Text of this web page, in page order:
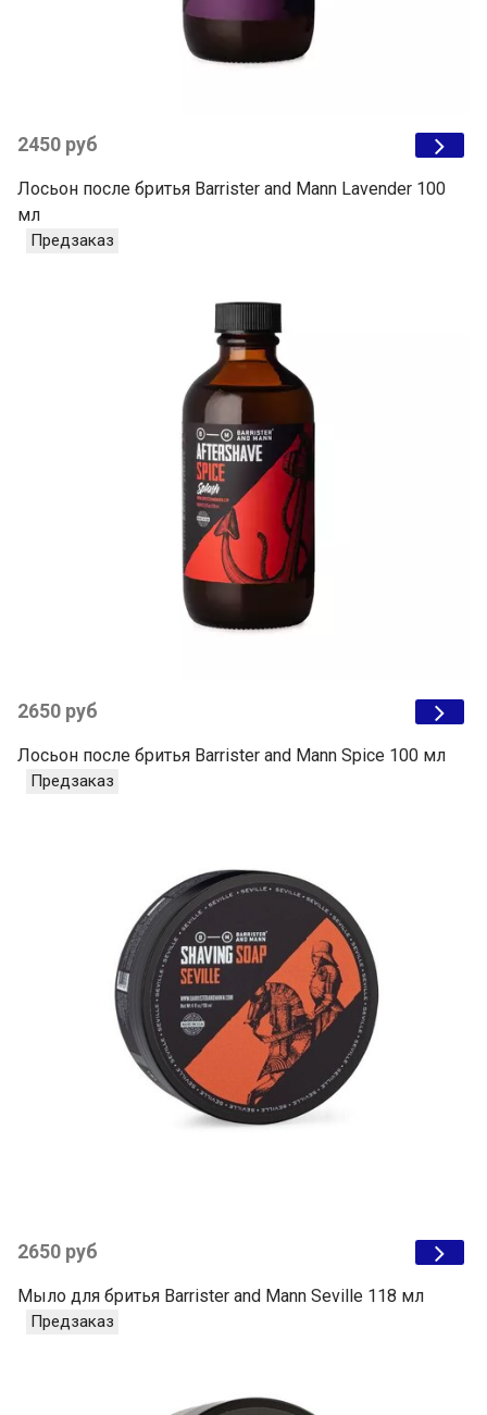
2450 руб
Лосьон после бритья Barrister and Mann Lavender 100
мл
Предзаказ
2650 руб
Лосьон после бритья Barrister and Mann Spice 100 мл
Предзаказ
2650 руб
Мыло для бритья Barrister and Mann Seville 118 мл
Предзаказ